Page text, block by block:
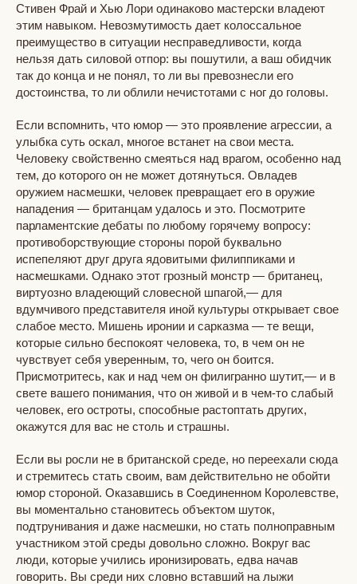
Стивен Фрай и Хью Лори одинаково мастерски владеют
этим навыком. Невозмутимость дает колоссальное
преимущество в ситуации несправедливости, когда
нельзя дать силовой отпор: вы пошутили, а ваш обидчик
так до конца и не понял, то ли вы превознесли его
достоинства, то ли облили нечистотами с ног до головы.
Если вспомнить, что юмор — это проявление агрессии, а
улыбка суть оскал, многое встанет на свои места.
Человеку свойственно смеяться над врагом, особенно над
тем, до которого он не может дотянуться. Овладев
оружием насмешки, человек превращает его в оружие
нападения — британцам удалось и это. Посмотрите
парламентские дебаты по любому горячему вопросу:
противоборствующие стороны порой буквально
испепеляют друг друга ядовитыми филиппиками и
насмешками. Однако этот грозный монстр — британец,
виртуозно владеющий словесной шпагой,— для
вдумчивого представителя иной культуры открывает свое
слабое место. Мишень иронии и сарказма — те вещи,
которые сильно беспокоят человека, то, в чем он не
чувствует себя уверенным, то, чего он боится.
Присмотритесь, как и над чем он филигранно шутит,— и в
свете вашего понимания, что он живой и в чем-то слабый
человек, его остроты, способные растоптать других,
окажутся для вас не столь и страшны.
Если вы росли не в британской среде, но переехали сюда
и стремитесь стать своим, вам действительно не обойти
юмор стороной. Оказавшись в Соединенном Королевстве,
вы моментально становитесь объектом шуток,
подтрунивания и даже насмешки, но стать полноправным
участником этой среды довольно сложно. Вокруг вас
люди, которые учились иронизировать, едва начав
говорить. Вы среди них словно вставший на лыжи